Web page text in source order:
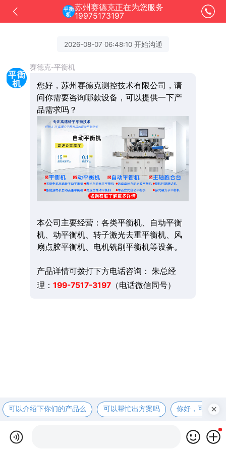
苏州赛德克正在为您服务
19975173197
2026-08-07 06:48:10 开始沟通
赛德克-平衡机
您好，苏州赛德克测控技术有限公司，请
问你需要咨询哪款设备，可以提供一下产
品需求吗？
本公司主要经营：各类平衡机、自动平衡
机、动平衡机、转子激光去重平衡机、风
扇点胶平衡机、电机铣削平衡机等设备。
产品详情可拨打下方电话咨询： 朱总经
理： 199-7517-3197（电话微信同号）
可以介绍下你们的产品么 可以帮忙出方案吗 你好，可以先